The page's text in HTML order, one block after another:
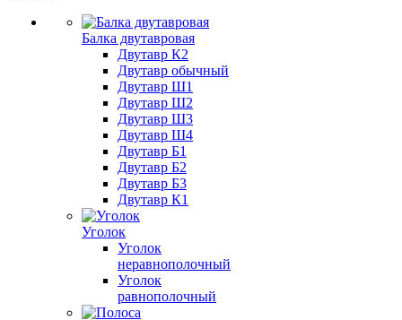
Балка двутавровая
Двутавр К2
Двутавр обычный
Двутавр Ш1
Двутавр Ш2
Двутавр Ш3
Двутавр Ш4
Двутавр Б1
Двутавр Б2
Двутавр Б3
Двутавр К1
Уголок
Уголок
неравнополочный
Уголок
равнополочный